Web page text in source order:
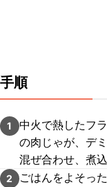
手順
1
中火で熱したフ
の肉じゃが、デ
混ぜ合わせ、煮
2
ごはんをよそっ